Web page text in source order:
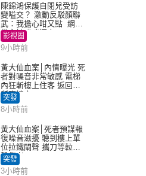
陳錦鴻保護自閉兒受訪
變嗌交？ 激動反駁顏聯
武：我擔心咁又點 網民
批主持咄咄逼人
影視圈
9小時前
黃大仙血案│內情曝光 死
者對噪音非常敏感 電梯
內狂斬樓上住客 返回住
所墮樓亡
突發
8小時前
黃大仙血案│死者預謀報
復噪音滋擾 聽到樓上單
位拉鐵閘聲 攜刀等𨋢伏
擊傷者
突發
3小時前